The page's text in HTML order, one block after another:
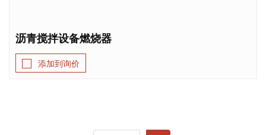
下载
沥青搅拌设备燃烧器
添加到询价